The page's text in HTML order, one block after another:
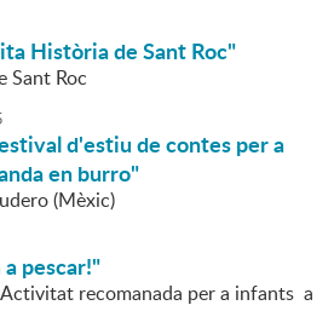
Història de Sant Roc"
Sant Roc
d'estiu de contes per a
en burro"
(Mèxic)
pescar!"
recomanada per a infants a